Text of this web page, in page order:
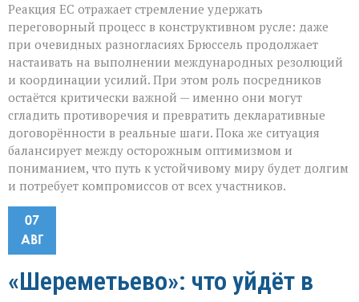
Реакция ЕС отражает стремление удержать
переговорный процесс в конструктивном русле: даже
при очевидных разногласиях Брюссель продолжает
настаивать на выполнении международных резолюций
и координации усилий. При этом роль посредников
остаётся критически важной — именно они могут
сгладить противоречия и превратить декларативные
договорённости в реальные шаги. Пока же ситуация
балансирует между осторожным оптимизмом и
пониманием, что путь к устойчивому миру будет долгим
и потребует компромиссов от всех участников.
07
АВГ
«Шереметьево»: что уйдёт в